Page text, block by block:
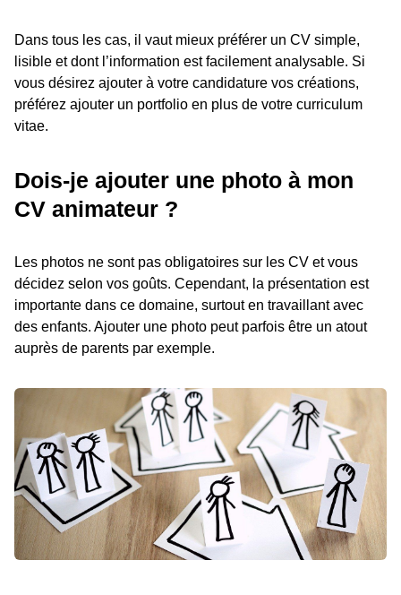
Dans tous les cas, il vaut mieux préférer un CV simple,
lisible et dont l’information est facilement analysable. Si
vous désirez ajouter à votre candidature vos créations,
préférez ajouter un portfolio en plus de votre curriculum
vitae.
Dois-je ajouter une photo à mon
CV animateur ?
Les photos ne sont pas obligatoires sur les CV et vous
décidez selon vos goûts. Cependant, la présentation est
importante dans ce domaine, surtout en travaillant avec
des enfants. Ajouter une photo peut parfois être un atout
auprès de parents par exemple.